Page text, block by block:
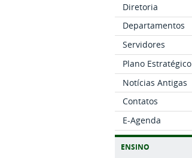
Diretoria
Departamentos
Servidores
Plano Estratégico
Notícias Antigas
Contatos
E-Agenda
ENSINO